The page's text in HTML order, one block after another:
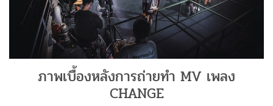
ภาพเบื้องหลังการถ่ายทำ MV เพลง
CHANGE